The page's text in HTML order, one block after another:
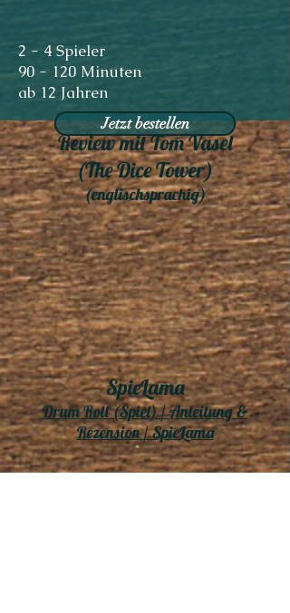
2 - 4 Spieler
90 - 120 Minuten
ab 12 Jahren
Jetzt bestellen
Review mit Tom Vasel
(The Dice Tower)
(englischsprachig)
SpieLama
Drum Roll (Spiel) / Anleitung &
Rezension / SpieLama